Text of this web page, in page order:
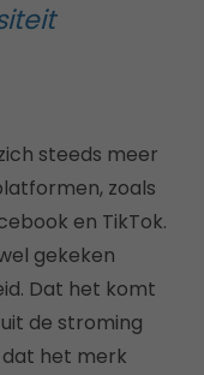
steeds meer
zoals
en TikTok.
gekeken
Dat het komt
de stroming
dat het merk